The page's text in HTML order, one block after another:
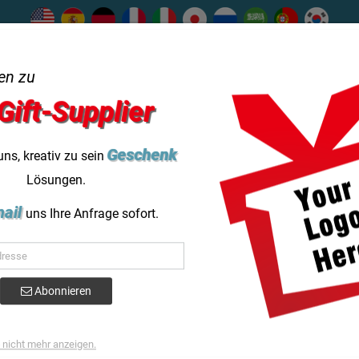
Erfolgreicher
Geschenkboxen mit Logo vor. Unvergessliche Geschenkerlebni
Individuell gestaltete Schachteln und
mit Logo vor. Unvergessliche
zu
Supplier
kreativ zu sein Geschenk
Lösungen.
uns Ihre Anfrage sofort.
Abonnieren
mehr anzeigen.